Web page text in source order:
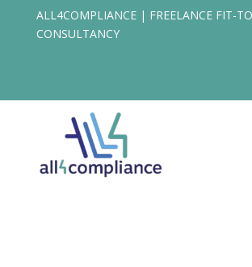
ALL4COMPLIANCE | FREELANCE FIT-
CONSULTANCY